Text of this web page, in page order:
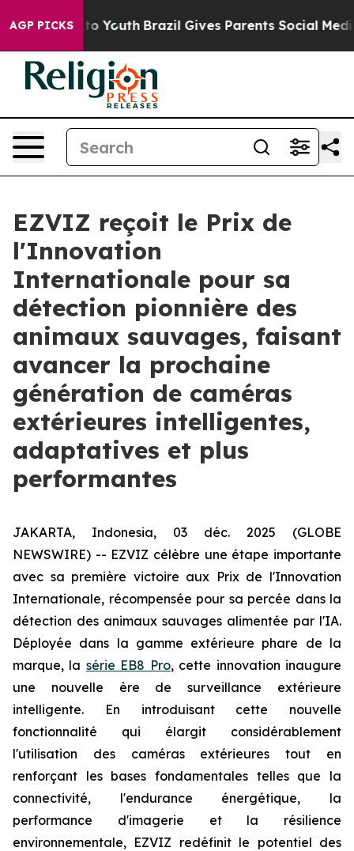
AGP PICKSto Youth Brazil Gives Parents Social Media
EZVIZ reçoit le Prix de
l'Innovation
Internationale pour sa
détection pionnière des
animaux sauvages, faisant
avancer la prochaine
génération de caméras
extérieures intelligentes,
adaptatives et plus
performantes
JAKARTA, Indonesia, 03 déc. 2025 (GLOBE
NEWSWIRE) -- EZVIZ célèbre une étape importante
avec sa première victoire aux Prix de l'Innovation
Internationale, récompensée pour sa percée dans la
détection des animaux sauvages alimentée par l'IA.
Déployée dans la gamme extérieure phare de la
marque, la série EB8 Pro, cette innovation inaugure
une nouvelle ère de surveillance extérieure
intelligente. En introduisant cette nouvelle
fonctionnalité qui élargit considérablement
l'utilisation des caméras extérieures tout en
renforçant les bases fondamentales telles que la
connectivité, l'endurance énergétique, la
performance d'imagerie et la résilience
environnementale, EZVIZ redéfinit le potentiel des